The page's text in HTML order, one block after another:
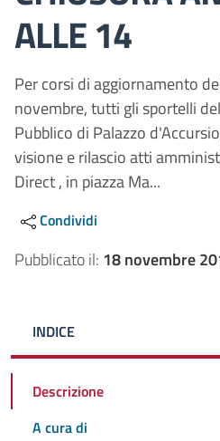
ALLE 14
Per corsi di aggiornamento
novembre, tutti gli sportelli
Pubblico di Palazzo
visione e rilascio atti
Direct , in piazza Ma...
Condividi
Pubblicato il: 18 novembre
INDICE
Descrizione
A cura di